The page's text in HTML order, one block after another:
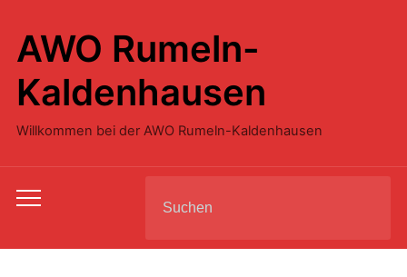
AWO Rumeln-
Kaldenhausen
Willkommen bei der AWO Rumeln-Kaldenhausen
Toggle
menu
for: